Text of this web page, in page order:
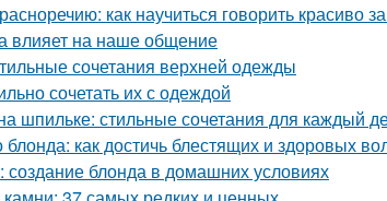
как научиться говорить красиво
влияет на наше общение
сочетания верхней одежды
сочетать их с одеждой
шпильке: стильные сочетания для каждый
как достичь блестящих и здоровых
создание блонда в домашних условиях